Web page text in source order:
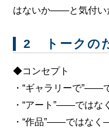
はないか――と気付い
2 トークの
◆コンセプト
・“ギャラリーで”――
・“アート”――ではな
・“作品”――ではなく